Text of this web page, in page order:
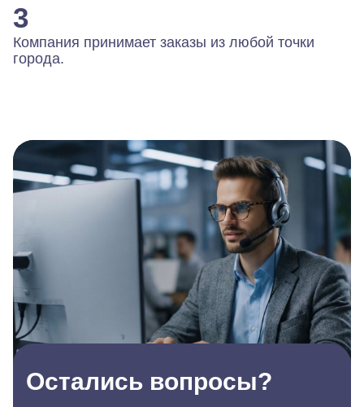
3
Компания принимает заказы из любой точки
города.
Остались вопросы?